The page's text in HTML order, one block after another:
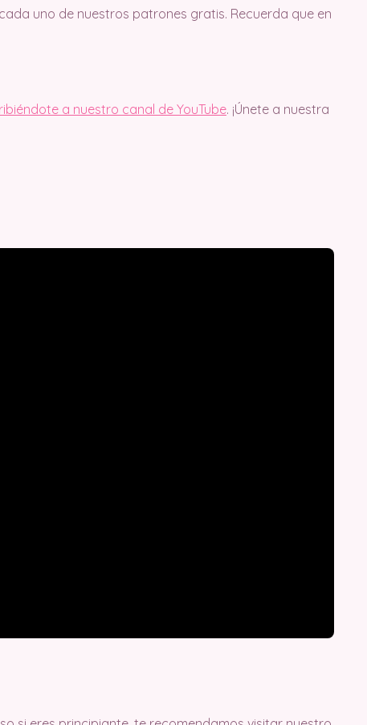
uno de nuestros patrones gratis. Recuerda que en
a nuestro canal de YouTube. ¡Únete a nuestra